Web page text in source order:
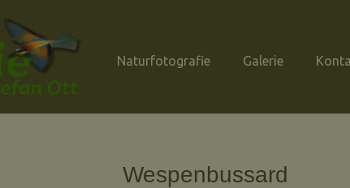
Naturfotografie Galerie
Wespenbussard